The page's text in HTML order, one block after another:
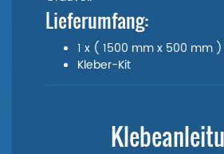
Lieferumfang:
1 x ( 1500 mm x 500 mm
Kleber-Kit